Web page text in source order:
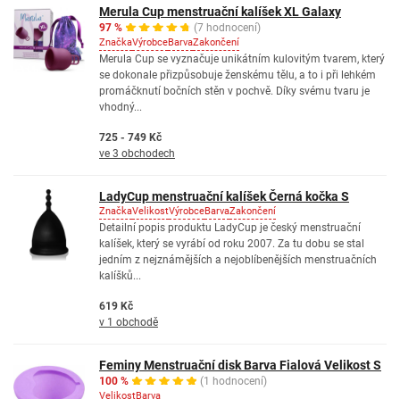
Merula Cup menstruační kalíšek XL Galaxy
97 % (7 hodnocení)
ZnačkaVýrobceBarvaZakončení
Merula Cup se vyznačuje unikátním kulovitým tvarem, který
se dokonale přizpůsobuje ženskému tělu, a to i při lehkém
promáčknutí bočních stěn v pochvě. Díky svému tvaru je
vhodný...
725 - 749 Kč
ve 3 obchodech
LadyCup menstruační kalíšek Černá kočka S
ZnačkaVelikostVýrobceBarvaZakončení
Detailní popis produktu LadyCup je český menstruační
kalíšek, který se vyrábí od roku 2007. Za tu dobu se stal
jedním z nejznámějších a nejoblíbenějších menstruačních
kalíšků...
619 Kč
v 1 obchodě
Feminy Menstruační disk Barva Fialová Velikost S
100 % (1 hodnocení)
VelikostBarva